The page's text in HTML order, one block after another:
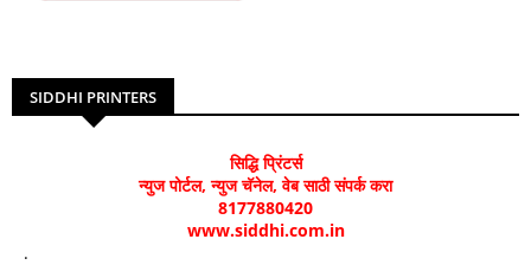
SIDDHI PRINTERS
सिद्धि प्रिंटर्स
न्युज पोर्टल, न्युज चॅनेल, वेब साठी संपर्क करा
8177880420
www.siddhi.com.in
.